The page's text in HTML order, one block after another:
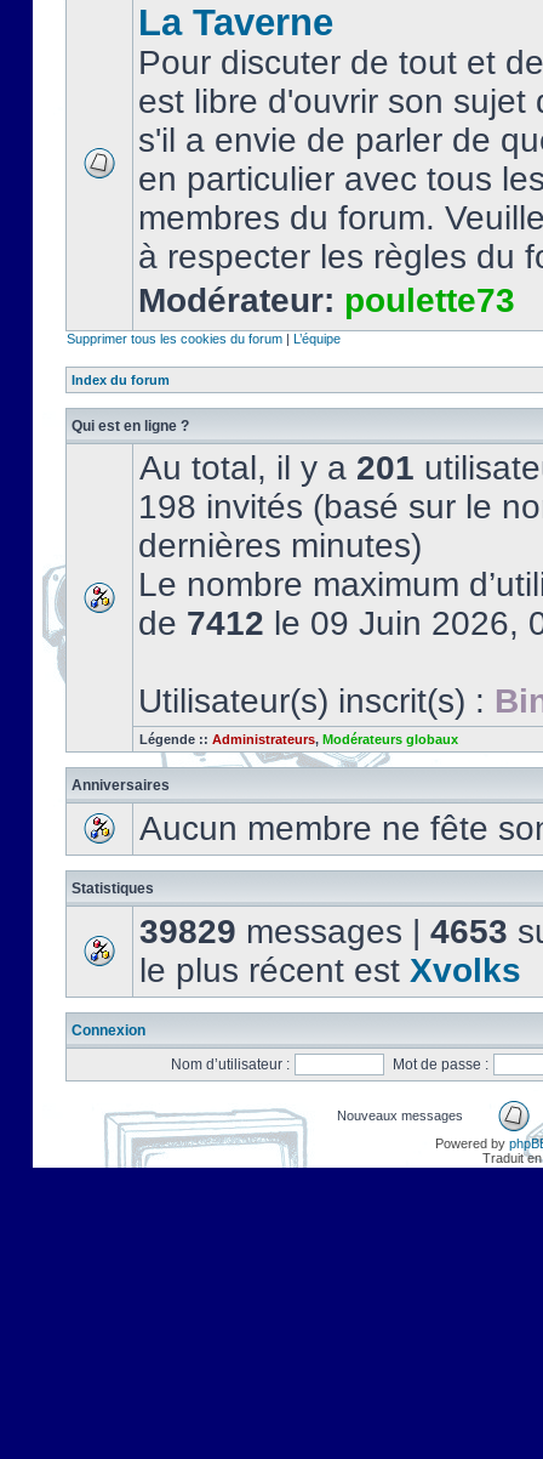
La Taverne
Pour discuter de tout et
est libre d'ouvrir son sujet
s'il a envie de parler de
en particulier avec tous
membres du forum.
à respecter les règles du
Modérateur: poulette73
Supprimer tous les cookies du forum | L’équipe
Index du forum
Qui est en ligne ?
Au total, il y a 201
198 invités (basé sur le
dernières minutes)
Le nombre maximum
de 7412 le 09 Juin 2026,
Utilisateur(s) inscrit(s) :
Légende :: Administrateurs, Modérateurs globaux
Anniversaires
Aucun membre ne fête
Statistiques
39829 messages | 4653
le plus récent est Xvolks
Connexion
Nom d’utilisateur :
Mot de passe :
Nouveaux messages
Powered by
Traduit